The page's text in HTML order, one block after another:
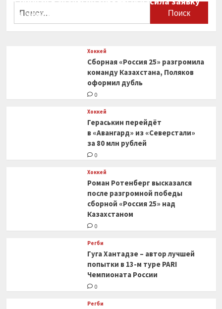
на чемпионат мира
Хоккей
Сборная «Россия 25» разгромила
команду Казахстана, Поляков
оформил дубль
0
Хоккей
Гераськин перейдёт
в «Авангард» из «Северстали»
за 80 млн рублей
0
Хоккей
Роман Ротенберг высказался
после разгромной победы
сборной «Россия 25» над
Казахстаном
0
Регби
Гуга Хантадзе – автор лучшей
попытки в 13-м туре PARI
Чемпионата России
0
Регби